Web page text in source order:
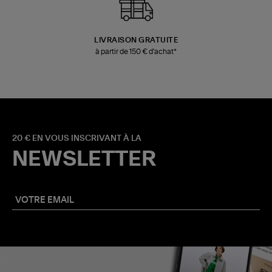
LIVRAISON GRATUITE
à partir de 150 € d'achat*
20 € EN VOUS INSCRIVANT À LA
NEWSLETTER